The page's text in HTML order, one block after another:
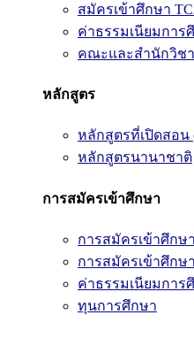
สมัครเข้าศึกษา
ค่าธรรมเนียมการ
คณะและสำนักวิชา
หลักสูตร
หลักสูตรที่เปิดสอน
หลักสูตรนานาชาติ
การสมัครเข้าศึกษา
การสมัครเข้าศึก
การสมัครเข้าศึก
ค่าธรรมเนียมการ
ทุนการศึกษา